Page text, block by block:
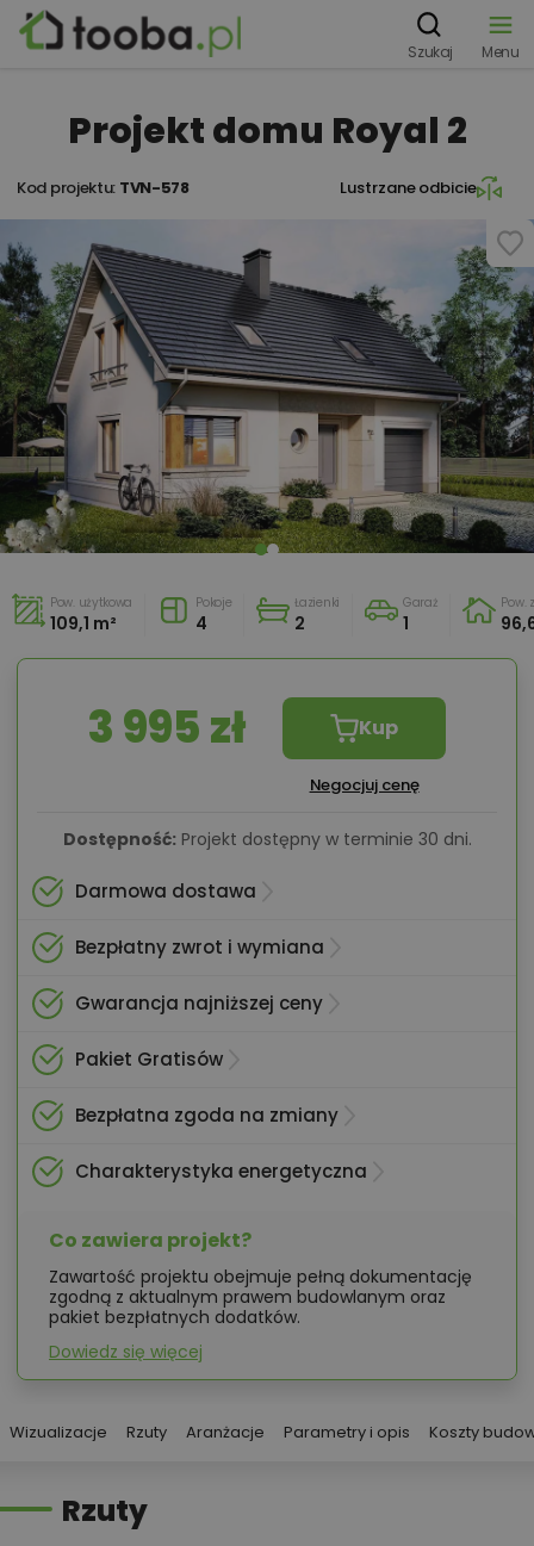
Szukaj Menu
Projekt domu Royal 2
Kod projektu: TVN-578 Lustrzane odbicie
Pow. użytkowa
109,1 m²
Pokoje
4
Łazienki
2
Garaż
1
Pow.
3 995 zł Kup
Negocjuj cenę
Dostępność: Projekt dostępny w terminie 30 dni.
Darmowa dostawa
Bezpłatny zwrot i wymiana
Gwarancja najniższej ceny
Pakiet Gratisów
Bezpłatna zgoda na zmiany
Charakterystyka energetyczna
Co zawiera projekt?
Zawartość projektu obejmuje pełną dokumentację
zgodną z aktualnym prawem budowlanym oraz
pakiet bezpłatnych dodatków.
Dowiedz się więcej
Wizualizacje Rzuty Aranżacje Parametry i opis Koszty
Rzuty